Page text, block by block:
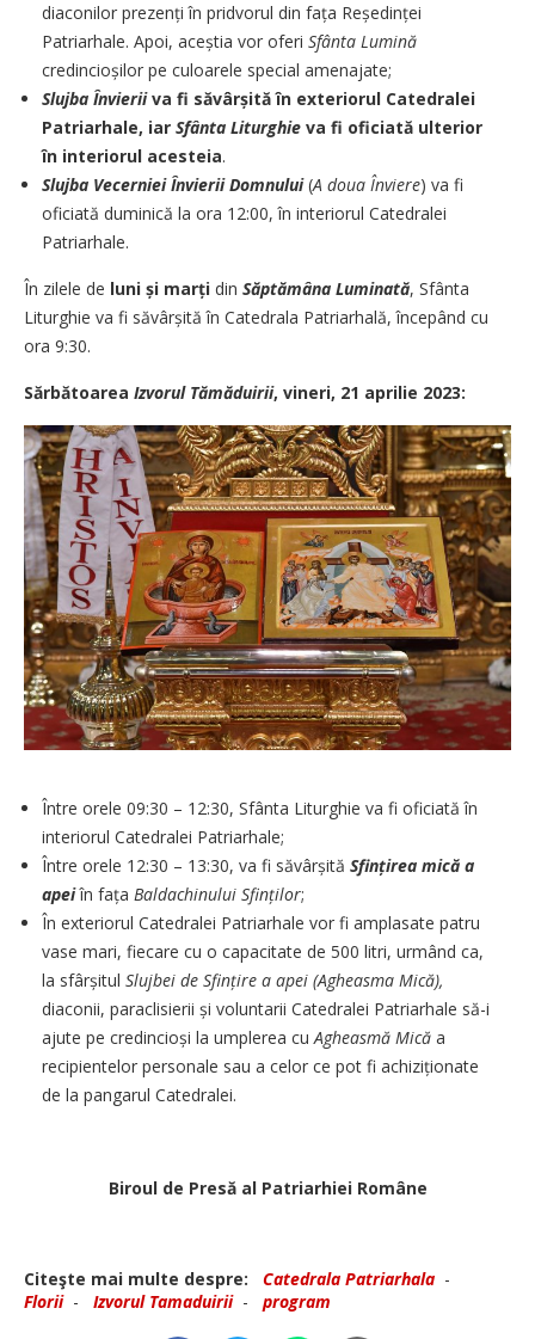
diaconilor prezenți în pridvorul din fața Reședinței
Patriarhale. Apoi, aceștia vor oferi Sfânta Lumină
credincioșilor pe culoarele special amenajate;
Slujba Învieriiva fi săvârșită în exteriorul Catedralei
Patriarhale, iar Sfânta Liturghie va fi oficiată ulterior
în interiorul acesteia.
Slujba Vecerniei Învierii Domnului(A doua Înviere) va fi
oficiată duminică la ora 12:00, în interiorul Catedralei
Patriarhale.
În zilele de luni și marți din Săptămâna Luminată, Sfânta
Liturghie va fi săvârșită în Catedrala Patriarhală, începând cu
ora 9:30.
Sărbătoarea Izvorul Tămăduirii, vineri, 21 aprilie 2023:
Între orele 09:30 – 12:30, Sfânta Liturghie va fi oficiată în
interiorul Catedralei Patriarhale;
Între orele 12:30 – 13:30, va fi săvârșită Sfințirea mică a
apeiîn fața Baldachinului Sfinților;
În exteriorul Catedralei Patriarhale vor fi amplasate patru
vase mari, fiecare cu o capacitate de 500 litri, urmând ca,
la sfârșitul Slujbei de Sfințire a apei (Agheasma Mică),
diaconii, paraclisierii și voluntarii Catedralei Patriarhale să-i
ajute pe credincioși la umplerea cuAgheasmă Mică a
recipientelor personale sau a celor ce pot fi achiziționate
de la pangarul Catedralei.
Biroul de Presă al Patriarhiei Române
Citeşte mai multe despre: Catedrala Patriarhala -
Florii- Izvorul Tamaduirii- program